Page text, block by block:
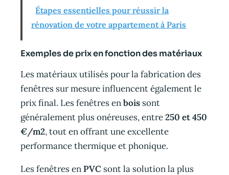
Étapes essentielles pour réussir la
rénovation de votre appartement à Paris
Exemples de prix en fonction des matériaux
Les matériaux utilisés pour la fabrication des
fenêtres sur mesure influencent également le
prix final. Les fenêtres enbois sont
généralement plus onéreuses, entre250 et 450
€/m2, tout en offrant une excellente
performance thermique et phonique.
Les fenêtres enPVC sont la solution la plus